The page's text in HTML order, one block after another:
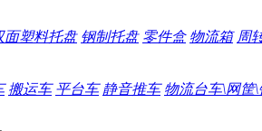
面塑料托盘 钢制托盘 零件盒 物流箱 周
搬运车 平台车 静音推车 物流台车\网筐